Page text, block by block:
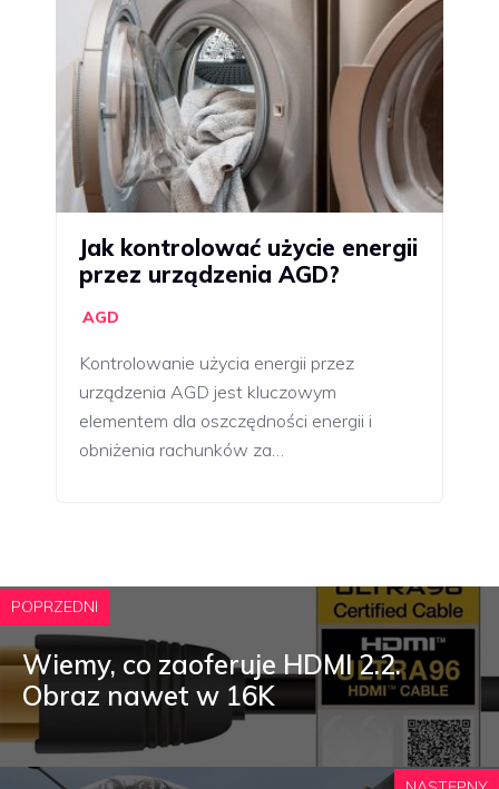
Jak kontrolować użycie energii
przez urządzenia AGD?
AGD
Kontrolowanie użycia energii przez
urządzenia AGD jest kluczowym
elementem dla oszczędności energii i
obniżenia rachunków za…
POPRZEDNI
Wiemy, co zaoferuje HDMI 2.2.
Obraz nawet w 16K